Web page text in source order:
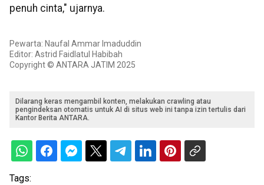
penuh cinta," ujarnya.
Pewarta: Naufal Ammar Imaduddin
Editor: Astrid Faidlatul Habibah
Copyright © ANTARA JATIM 2025
Dilarang keras mengambil konten, melakukan crawling atau
pengindeksan otomatis untuk AI di situs web ini tanpa izin tertulis dari
Kantor Berita ANTARA.
Tags: